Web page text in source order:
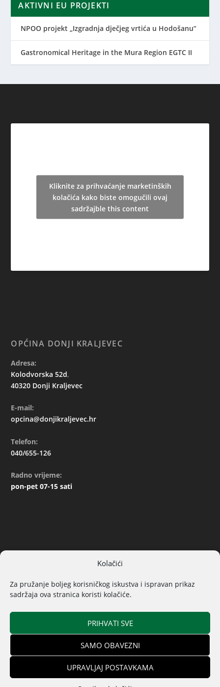
Kolačići
Za pružanje boljeg korisničkog iskustva i ispravan prikaz
sadržaja ova stranica koristi kolačiće.
PRIHVATI SVE
SAMO OBAVEZNI
UPRAVLJAJ POSTAVKAMA
AKTIVNI EU PROJEKTI
NPOO projekt „Izgradnja dječjeg vrtića u Hodošanu“
Gastronomical Heritage in the Mura Region EGTC II
Kliknite za prihvaćanje marketinških
kolačića kako biste omogučili ovaj
sadržajble this content
OPĆINA DONJI KRALJEVEC
Adresa:
Kolodvorska 52d,
40320 Donji Kraljevec
E-mail:
opcina@donjikraljevec.hr
Telefon:
040/655-126
Radno vrijeme:
pon-pet 07-15 sati
Općina Donji Kraljevec© 2019. Sva prava pridržana | Izrada
Pristup informacijama